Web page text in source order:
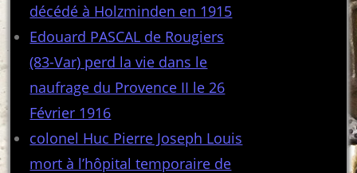
décédé à Holzminden en 1915
Edouard PASCAL de Rougiers
(83-Var) perd la vie dans le
naufrage du Provence II le 26
Février 1916
colonel Huc Pierre Joseph Louis
mort à l’hôpital temporaire de